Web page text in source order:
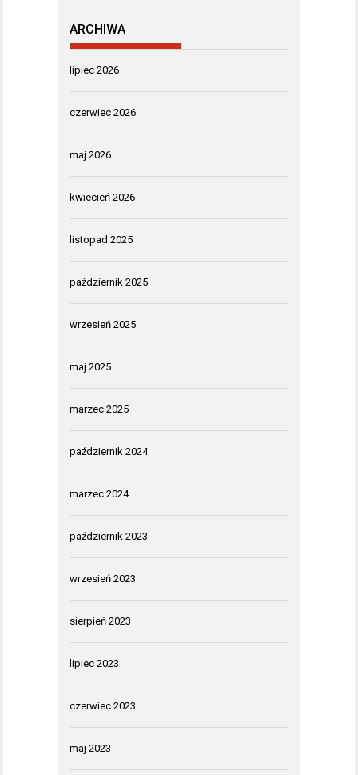
ARCHIWA
lipiec 2026
czerwiec 2026
maj 2026
kwiecień 2026
listopad 2025
październik 2025
wrzesień 2025
maj 2025
marzec 2025
październik 2024
marzec 2024
październik 2023
wrzesień 2023
sierpień 2023
lipiec 2023
czerwiec 2023
maj 2023